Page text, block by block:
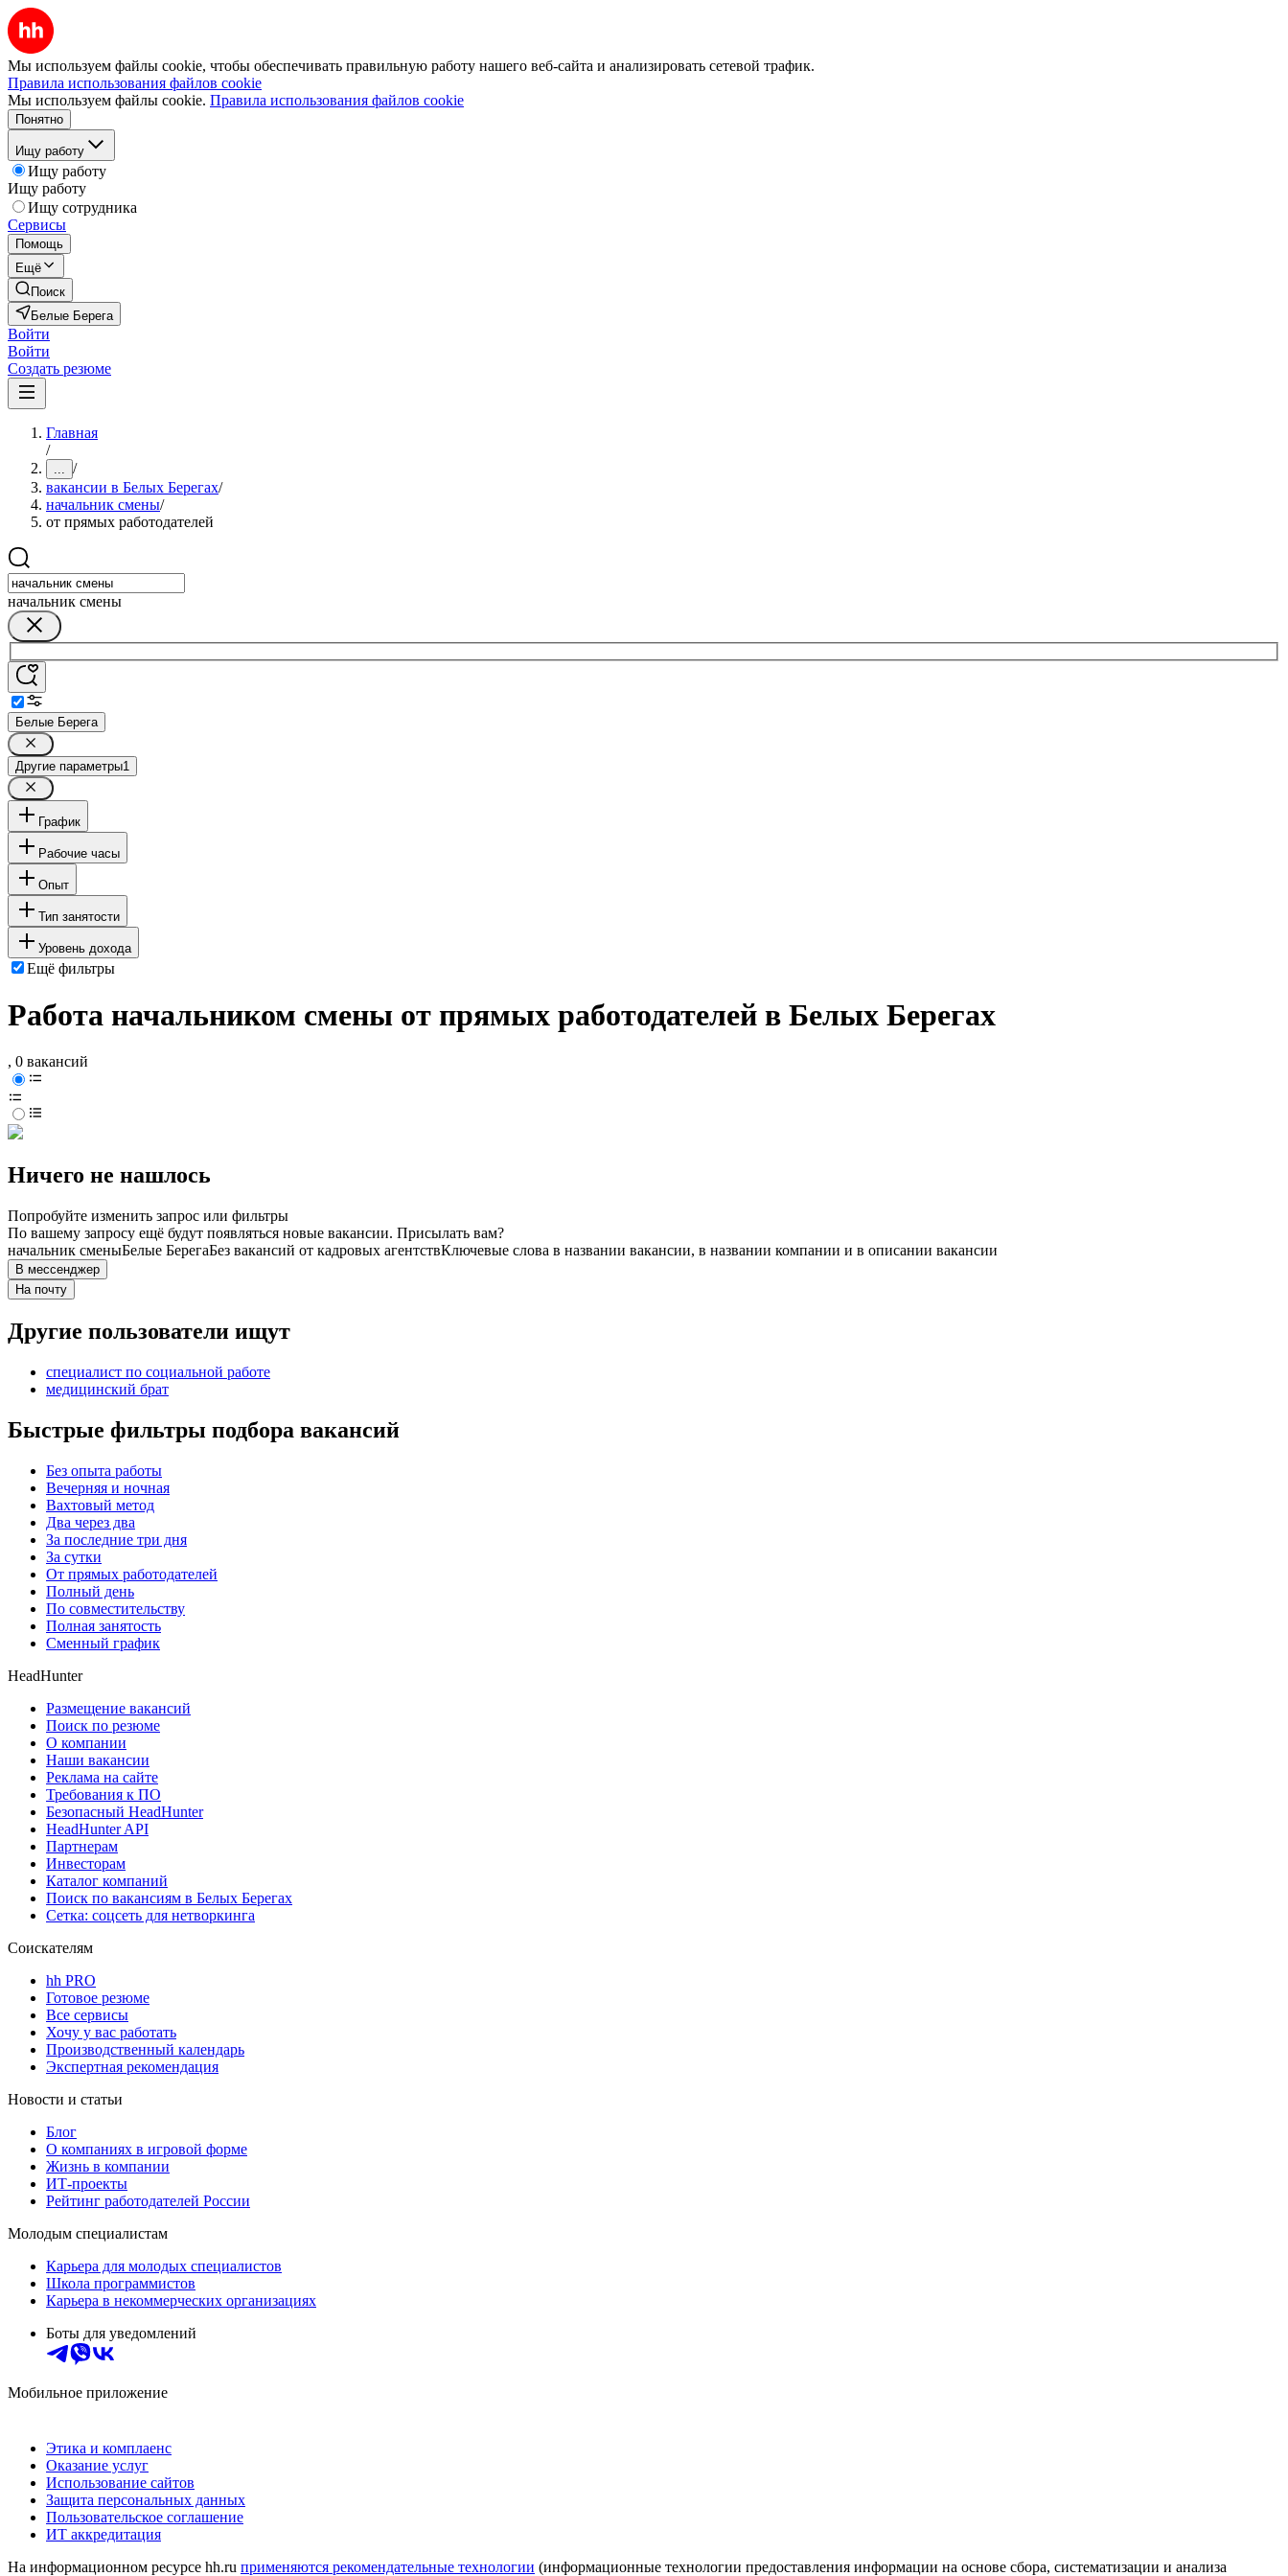
Мы используем файлы cookie, чтобы обеспечивать правильную работу нашего веб-сайта и анализировать сетевой трафик.
Правила использования файлов cookie
Мы используем файлы cookie. Правила использования файлов cookie
Понятно
Ищу работу
Ищу работу
Ищу работу
Ищу сотрудника
Сервисы
Помощь
Ещё
Поиск
Белые Берега
Войти
Войти
Создать резюме
Главная
/
... /
вакансии в Белых Берегах/
начальник смены/
от прямых работодателей
начальник смены
Белые Берега
Другие параметры1
График
Рабочие часы
Опыт
Тип занятости
Уровень дохода
Ещё фильтры
Работа начальником смены от прямых работодателей в Белых Берегах
, 0 вакансий
Ничего не нашлось
Попробуйте изменить запрос или фильтры
По вашему запросу ещё будут появляться новые вакансии. Присылать вам?
начальник сменыБелые БерегаБез вакансий от кадровых агентствКлючевые слова в названии вакансии, в названии компании и в описании вакансии
В мессенджер
На почту
Другие пользователи ищут
специалист по социальной работе
медицинский брат
Быстрые фильтры подбора вакансий
Без опыта работы
Вечерняя и ночная
Вахтовый метод
Два через два
За последние три дня
За сутки
От прямых работодателей
Полный день
По совместительству
Полная занятость
Сменный график
HeadHunter
Размещение вакансий
Поиск по резюме
О компании
Наши вакансии
Реклама на сайте
Требования к ПО
Безопасный HeadHunter
HeadHunter API
Партнерам
Инвесторам
Каталог компаний
Поиск по вакансиям в Белых Берегах
Сетка: соцсеть для нетворкинга
Соискателям
hh PRO
Готовое резюме
Все сервисы
Хочу у вас работать
Производственный календарь
Экспертная рекомендация
Новости и статьи
Блог
О компаниях в игровой форме
Жизнь в компании
ИТ-проекты
Рейтинг работодателей России
Молодым специалистам
Карьера для молодых специалистов
Школа программистов
Карьера в некоммерческих организациях
Боты для уведомлений
Мобильное приложение
Этика и комплаенс
Оказание услуг
Использование сайтов
Защита персональных данных
Пользовательское соглашение
ИТ аккредитация
На информационном ресурсе hh.ru применяются рекомендательные технологии (информационные технологии предоставления информации на основе сбора, систематизации и анализа